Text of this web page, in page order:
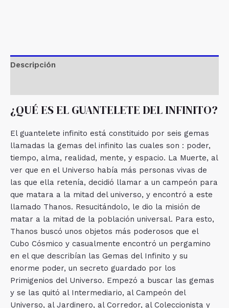
Descripción
¿QUÉ ES EL GUANTELETE DEL INFINITO?
El guantelete infinito está constituido por seis gemas
llamadas la gemas del infinito las cuales son : poder,
tiempo, alma, realidad, mente, y espacio. La Muerte, al
ver que en el Universo había más personas vivas de
las que ella retenía, decidió llamar a un campeón para
que matara a la mitad del universo, y encontró a este
llamado Thanos. Resucitándolo, le dio la misión de
matar a la mitad de la población universal. Para esto,
Thanos buscó unos objetos más poderosos que el
Cubo Cósmico y casualmente encontró un pergamino
en el que describían las Gemas del Infinito y su
enorme poder, un secreto guardado por los
Primigenios del Universo. Empezó a buscar las gemas
y se las quitó al Intermediario, al Campeón del
Universo, al Jardinero, al Corredor, al Coleccionista y